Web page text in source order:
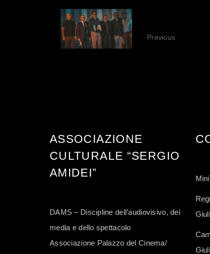
Previous
ASSOCIAZIONE
CULTURALE “SERGIO
AMIDEI”
DAMS – Discipline dell’audiovisivo, dei
media e dello spettacolo
Associazione Palazzo del Cinema/